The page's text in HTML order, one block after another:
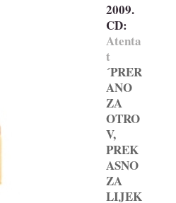
2009.
CD:
Atenta
t
´PRER
ANO
ZA
OTRO
V,
PREK
ASNO
ZA
LIJEK